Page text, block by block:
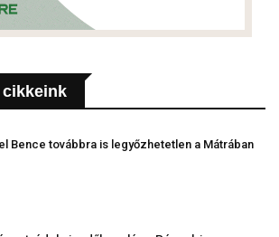
Bence továbbra is legyőzhetetlen a Mátrában